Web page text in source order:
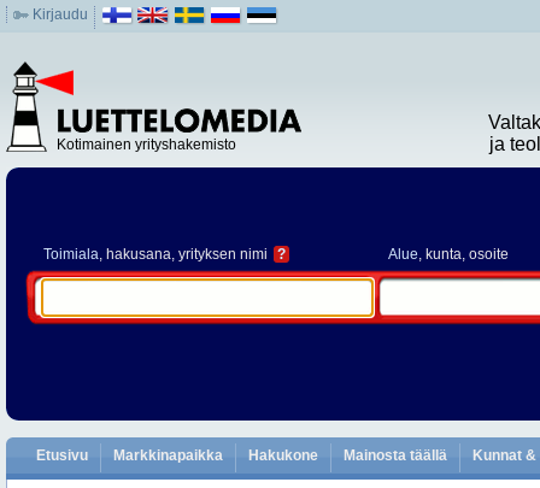
Kirjaudu
Kotimainen yrityshakemisto
ja
Toimiala, hakusana, yrityksen nimi ? Alue, kunta, osoite
Etusivu Markkinapaikka Hakukone Mainosta täällä Kunnat